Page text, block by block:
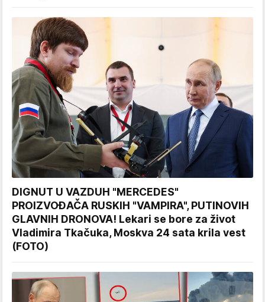
DIGNUT U VAZDUH "MERCEDES"
PROIZVOĐAČA RUSKIH "VAMPIRA", PUTINOVIH
GLAVNIH DRONOVA! Lekari se bore za život
Vladimira Tkačuka, Moskva 24 sata krila vest
(FOTO)